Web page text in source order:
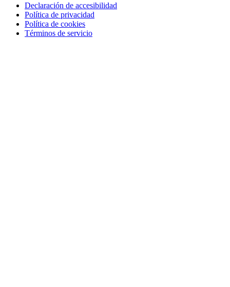
Declaración de accesibilidad
Política de privacidad
Política de cookies
Términos de servicio